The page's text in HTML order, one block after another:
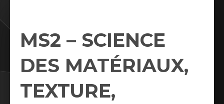
MS2 – SCIENCE
DES MATÉRIAUX,
TEXTURE,